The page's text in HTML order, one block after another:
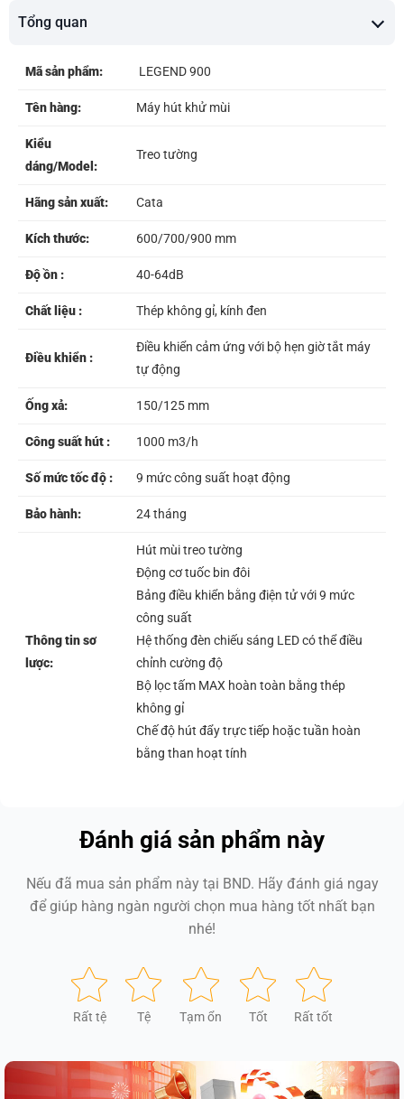
Tổng quan
Mã sản phẩm: LEGEND 900
Tên hàng: Máy hút khử mùi
Kiểu
dáng/Model:
Treo tường
Hãng sản xuất: Cata
Kích thước: 600/700/900 mm
Độ ồn : 40-64dB
Chất liệu : Thép không gỉ, kính đen
Điều khiển :
Điều khiển cảm ứng với bộ hẹn giờ tắt máy
tự động
Ống xả: 150/125 mm
Công suất hút : 1000 m3/h
Số mức tốc độ : 9 mức công suất hoạt động
Bảo hành: 24 tháng
Thông tin sơ
lược:
Hút mùi treo tường
Động cơ tuốc bin đôi
Bảng điều khiển bằng điện tử với 9 mức
công suất
Hệ thống đèn chiếu sáng LED có thể điều
chỉnh cường độ
Bộ lọc tấm MAX hoàn toàn bằng thép
không gỉ
Chế độ hút đẩy trực tiếp hoặc tuần hoàn
bằng than hoạt tính
Đánh giá sản phẩm này
Nếu đã mua sản phẩm này tại BND. Hãy đánh giá ngay
để giúp hàng ngàn người chọn mua hàng tốt nhất bạn
nhé!
Rất tệ Tệ Tạm ổn Tốt Rất tốt